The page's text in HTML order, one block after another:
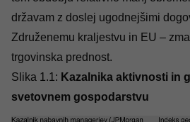
državam z doslej ugodnejšimi
Združenemu kraljestvu in EU –
trgovinska prednost.
Slika 1.1: Kazalnika aktivnosti in
svetovnem gospodarstvu